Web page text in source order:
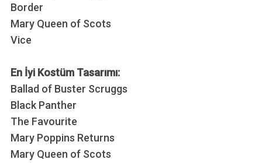
Border
Mary Queen of Scots
Vice
En İyi Kostüm Tasarımı:
Ballad of Buster Scruggs
Black Panther
The Favourite
Mary Poppins Returns
Mary Queen of Scots